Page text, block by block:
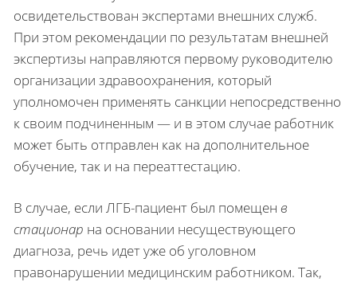
освидетельствован экспертами внешних служб.
При этом рекомендации по результатам внешней
экспертизы направляются первому руководителю
организации здравоохранения, который
уполномочен применять санкции непосредственно
к своим подчиненным — и в этом случае работник
может быть отправлен как на дополнительное
обучение, так и на переаттестацию.
В случае, если ЛГБ-пациент был помещен в
стационар на основании несуществующего
диагноза, речь идет уже об уголовном
правонарушении медицинским работником. Так,